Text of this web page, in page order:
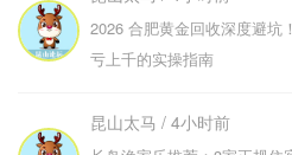
2026 合肥黄金回收深度避坑
亏上千的实操指南
昆山太马 / 4小时前